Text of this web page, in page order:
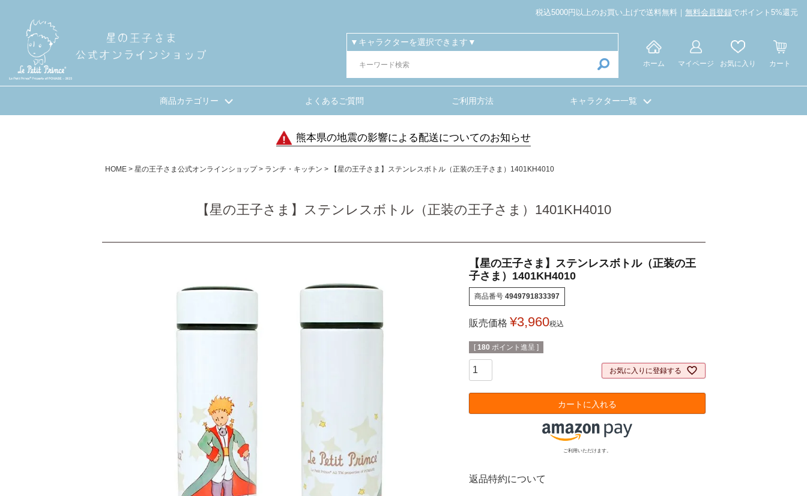
税込5000円以上のお買い上げで送料無料｜ 無料会員登録でポイント5%還元
ホーム マイページ お気に入り カート
商品カテゴリー よくあるご質問 ご利用方法 キャラクター一覧
熊本県の地震の影響による配送についてのお知らせ
HOME 星の王子さま公式オンラインショップ ランチ・キッチン 【星の王子さま】ステンレスボトル（正装の王子さま）1401KH4010
【星の王子さま】ステンレスボトル（正装の王子さま）1401KH4010
【星の王子さま】ステンレスボトル（正装の王
子さま）1401KH4010
商品番号 4949791833397
販売価格 ¥3,960税込
[ 180 ポイント進呈 ]
お気に入りに登録する
カートに入れる
ご利用いただけます。
返品特約について